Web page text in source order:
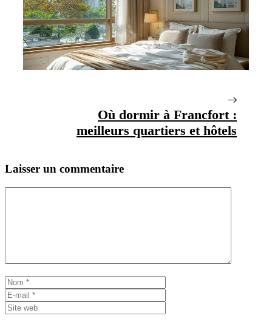
Où dormir à Francfort :
meilleurs quartiers et hôtels
Laisser un commentaire
Nom
mail
web